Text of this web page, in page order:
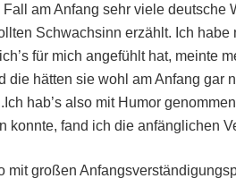
Fall am Anfang sehr viele
Schwachsinn erzählt. Ich
für mich angefühlt hat, meinte
die hätten sie wohl am Anfang gar
hab’s also mit Humor
konnte, fand ich die anfänglichen
mit großen